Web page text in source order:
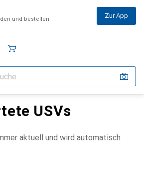
und bestellen Zur App
USVs
aktuell und wird automatisch